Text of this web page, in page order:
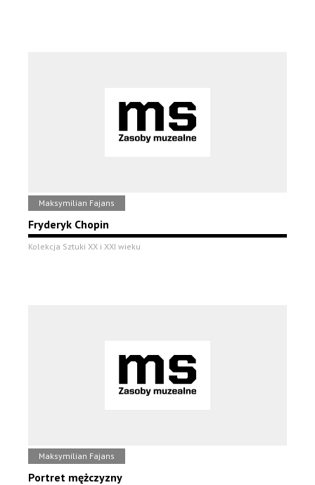
Maksymilian Fajans
Fryderyk Chopin
Kolekcja Sztuki XX i XXI wieku
Maksymilian Fajans
Portret mężczyzny